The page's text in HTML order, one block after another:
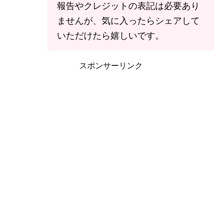
報告やクレジットの表記は必要あり
ませんが、気に入ったらシェアして
いただけたら嬉しいです。
スポンサーリンク